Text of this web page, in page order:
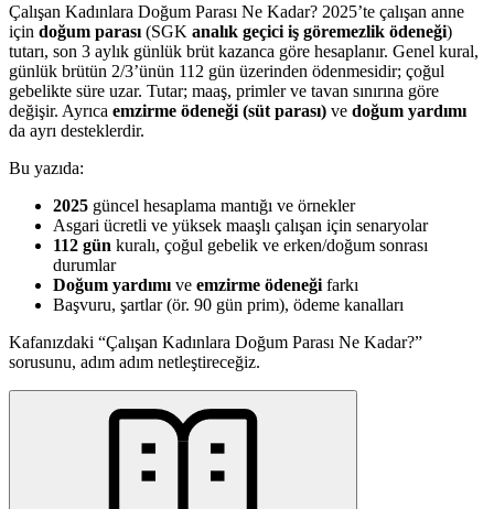
Çalışan Kadınlara Doğum Parası Ne Kadar? 2025’te çalışan anne
için doğum parası (SGK analık geçici iş göremezlik ödeneği)
tutarı, son 3 aylık günlük brüt kazanca göre hesaplanır. Genel kural,
günlük brütün 2/3’ünün 112 gün üzerinden ödenmesidir; çoğul
gebelikte süre uzar. Tutar; maaş, primler ve tavan sınırına göre
değişir. Ayrıca emzirme ödeneği (süt parası) ve doğum yardımı
da ayrı desteklerdir.
Bu yazıda:
2025 güncel hesaplama mantığı ve örnekler
Asgari ücretli ve yüksek maaşlı çalışan için senaryolar
112 gün kuralı, çoğul gebelik ve erken/doğum sonrası
durumlar
Doğum yardımı ve emzirme ödeneği farkı
Başvuru, şartlar (ör. 90 gün prim), ödeme kanalları
Kafanızdaki “Çalışan Kadınlara Doğum Parası Ne Kadar?”
sorusunu, adım adım netleştireceğiz.